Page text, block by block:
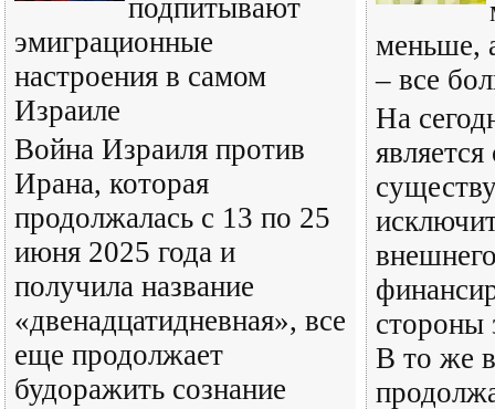
подпитывают
эмиграционные
настроения в самом
Израиле
Война Израиля против
Ирана, которая
продолжалась с 13 по 25
июня 2025 года и
получила название
«двенадцатидневная», все
еще продолжает
будоражить сознание
меньше,
– все
На
стороны
В то же